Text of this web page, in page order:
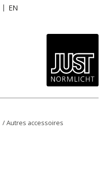
EN
/Autres accessoires